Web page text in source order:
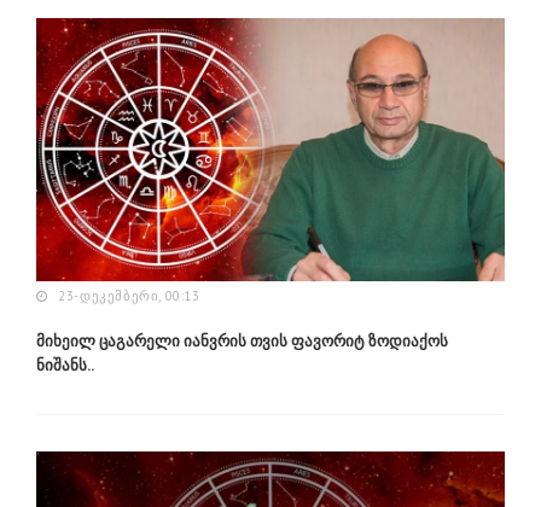
23-ᲓᲔᲙᲔᲛᲑᲔᲠᲘ, 00:13
მიხეილ ცაგარელი იანვრის თვის ფავორიტ ზოდიაქოს
ნიშანს..